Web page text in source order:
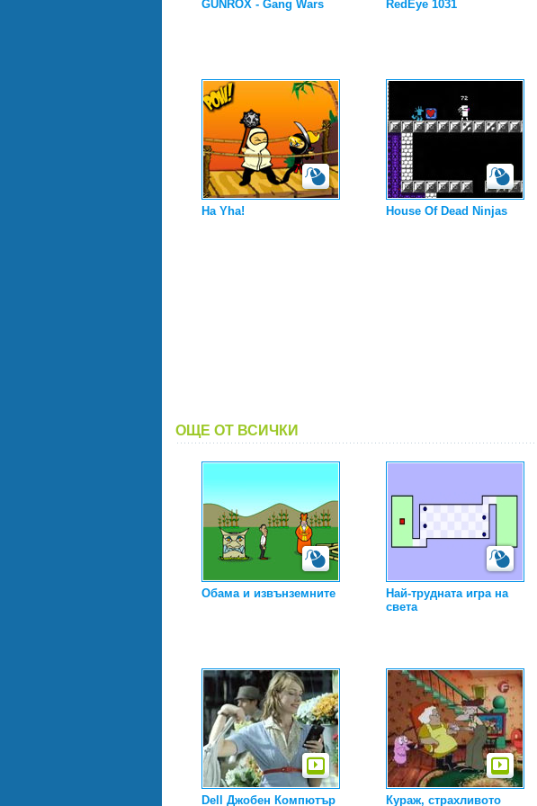
GUNROX - Gang Wars RedEye 1031
Ha Yha! House Of Dead Ninjas
ОЩЕ ОТ ВСИЧКИ
Обама и извънземните
Най-трудната игра на
света
Dell Джобен Компютър Кураж, страхливото